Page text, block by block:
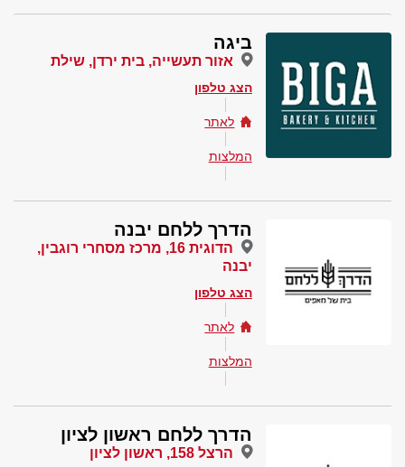
ביגה
אזור תעשייה, בית ירדן, שילת
הצג טלפון
לאתר
המלצות
הדרך ללחם יבנה
הדוגית 16, מרכז מסחרי רוגבין,
יבנה
הצג טלפון
לאתר
המלצות
הדרך ללחם ראשון לציון
הרצל 158, ראשון לציון